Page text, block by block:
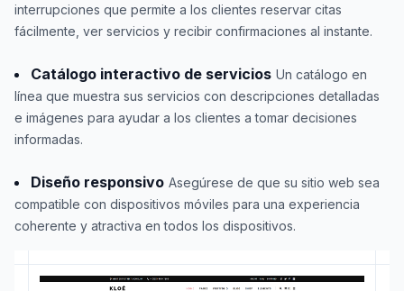
interrupciones que permite a los clientes reservar citas
fácilmente, ver servicios y recibir confirmaciones al instante.
Catálogo interactivo de servicios Un catálogo en
línea que muestra sus servicios con descripciones detalladas
e imágenes para ayudar a los clientes a tomar decisiones
informadas.
Diseño responsivo Asegúrese de que su sitio web sea
compatible con dispositivos móviles para una experiencia
coherente y atractiva en todos los dispositivos.